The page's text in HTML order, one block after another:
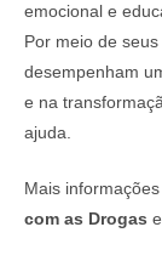
emocional e
Por meio de
desempenham
e na
ajuda.
Mais
com as Drogas